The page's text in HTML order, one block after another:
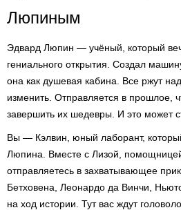
Люпиным
Эдвард Люпин — учёный, который
гениального открытия. Создал
она как душевая кабина. Все ржут
изменить. Отправляется в прошлое,
завершить их шедевры. И это может
Вы — Кэлвин, юный лаборант,
Люпина. Вместе с Лизой,
отправляетесь в захватывающее
Бетховена, Леонардо да Винчи,
на ход истории. Тут вас ждут